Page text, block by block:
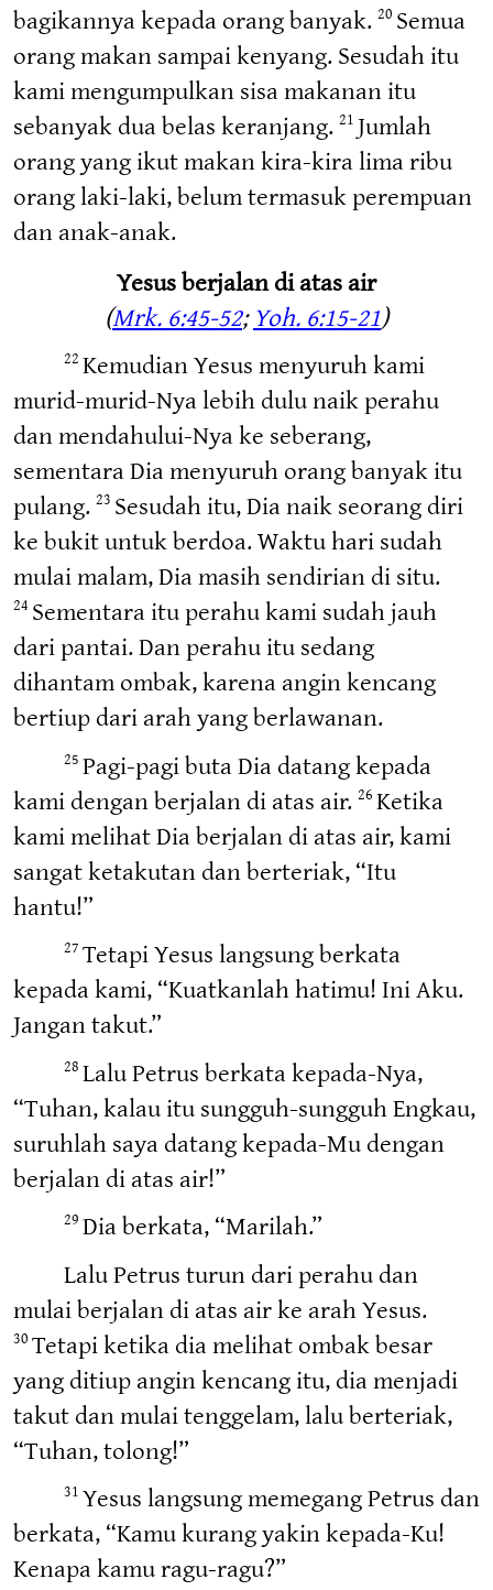
bagikannya kepada orang banyak. 20 Semua
orang makan sampai kenyang. Sesudah itu
kami mengumpulkan sisa makanan itu
sebanyak dua belas keranjang. 21 Jumlah
orang yang ikut makan kira-kira lima ribu
orang laki-laki, belum termasuk perempuan
dan anak-anak.
Yesus berjalan di atas air
(Mrk. 6:45-52;Yoh. 6:15-21)
22 Kemudian Yesus menyuruh kami
murid-murid-Nya lebih dulu naik perahu
dan mendahului-Nya ke seberang,
sementara Dia menyuruh orang banyak itu
pulang. 23 Sesudah itu, Dia naik seorang diri
ke bukit untuk berdoa. Waktu hari sudah
mulai malam, Dia masih sendirian di situ.
24 Sementara itu perahu kami sudah jauh
dari pantai. Dan perahu itu sedang
dihantam ombak, karena angin kencang
bertiup dari arah yang berlawanan.
25 Pagi-pagi buta Dia datang kepada
kami dengan berjalan di atas air. 26 Ketika
kami melihat Dia berjalan di atas air, kami
sangat ketakutan dan berteriak, “Itu
hantu!”
27 Tetapi Yesus langsung berkata
kepada kami, “Kuatkanlah hatimu! Ini Aku.
Jangan takut.”
28 Lalu Petrus berkata kepada-Nya,
“Tuhan, kalau itu sungguh-sungguh Engkau,
suruhlah saya datang kepada-Mu dengan
berjalan di atas air!”
29 Dia berkata, “Marilah.”
Lalu Petrus turun dari perahu dan
mulai berjalan di atas air ke arah Yesus.
30 Tetapi ketika dia melihat ombak besar
yang ditiup angin kencang itu, dia menjadi
takut dan mulai tenggelam, lalu berteriak,
“Tuhan, tolong!”
31 Yesus langsung memegang Petrus dan
berkata, “Kamu kurang yakin kepada-Ku!
Kenapa kamu ragu-ragu?”